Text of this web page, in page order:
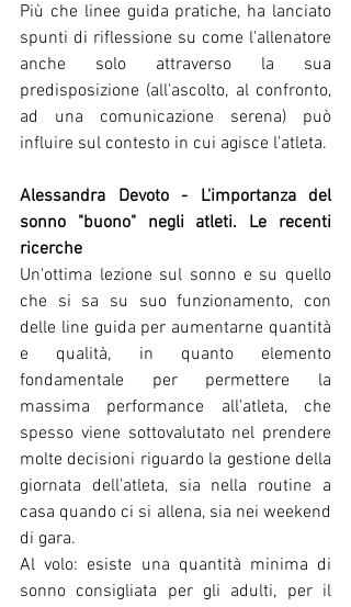
Più che linee guida pratiche, ha lanciato
spunti di riflessione su come l'allenatore
anche solo attraverso la sua
predisposizione (all'ascolto, al confronto,
ad una comunicazione serena) può
influire sul contesto in cui agisce l'atleta.
Alessandra Devoto - L'importanza del
sonno "buono" negli atleti. Le recenti
ricerche
Un'ottima lezione sul sonno e su quello
che si sa su suo funzionamento, con
delle line guida per aumentarne quantità
e qualità, in quanto elemento
fondamentale per permettere la
massima performance all'atleta, che
spesso viene sottovalutato nel prendere
molte decisioni riguardo la gestione della
giornata dell'atleta, sia nella routine a
casa quando ci si allena, sia nei weekend
di gara.
Al volo: esiste una quantità minima di
sonno consigliata per gli adulti, per il